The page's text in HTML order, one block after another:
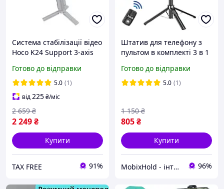
Система стабілізації відео
Hoco K24 Support 3-axis
Готово до відправки
5.0 (1)
від225₴/міс
2 249₴
2 659 ₴
Купити
TAX FREE 91%
Штатив для телефону з
пультом в комплекті 3 в 1
трипод висота до 137 см
компактний легкий Hoco
Готово до відправки
5.0 (1)
805₴
1 150 ₴
Купити
MobixHold - інтернет-магазин сучасних гаджетів і корисних аксесуарів 96%